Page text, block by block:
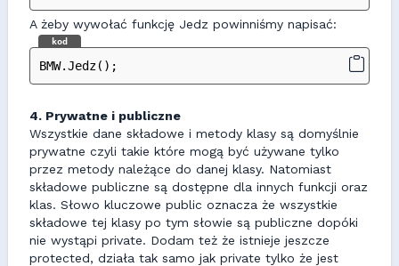
A żeby wywołać funkcję Jedz powinniśmy napisać:
kod
BMW.Jedz();
4. Prywatne i publiczne
Wszystkie dane składowe i metody klasy są domyślnie
prywatne czyli takie które mogą być używane tylko
przez metody należące do danej klasy. Natomiast
składowe publiczne są dostępne dla innych funkcji oraz
klas. Słowo kluczowe public oznacza że wszystkie
składowe tej klasy po tym słowie są publiczne dopóki
nie wystąpi private. Dodam też że istnieje jeszcze
protected, działa tak samo jak private tylko że jest